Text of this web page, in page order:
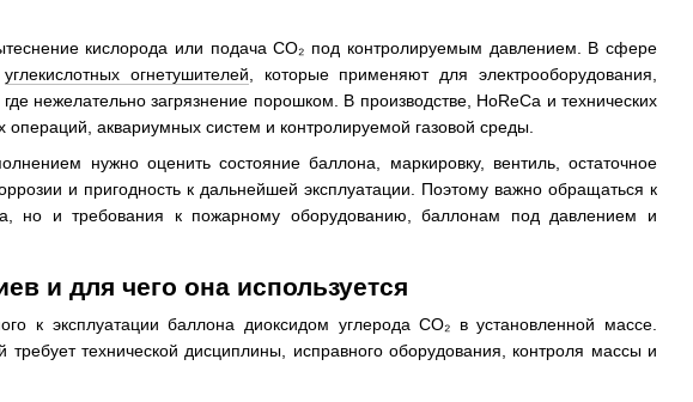
кислорода или подача CO₂ под контролируемым давлением. В сфере
углекислотных огнетушителей , которые применяют для электрооборудования,
нежелательно загрязнение порошком. В производстве, HoReCa и технических
операций, аквариумных систем и контролируемой газовой среды.
нужно оценить состояние баллона, маркировку, вентиль, остаточное
и пригодность к дальнейшей эксплуатации. Поэтому важно обращаться к
но и требования к пожарному оборудованию, баллонам под давлением и
и для чего она используется
к эксплуатации баллона диоксидом углерода CO₂ в установленной массе.
технической дисциплины, исправного оборудования, контроля массы и